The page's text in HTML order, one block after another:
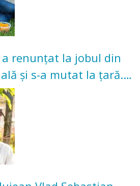
a renunțat la jobul din
și s-a mutat la țară.
legume în grădina